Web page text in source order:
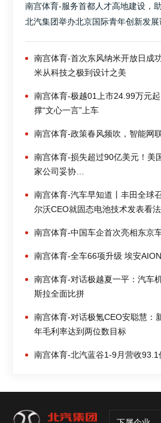
南宫体育-服务首都人才高地建设，
北汽集团举办北京国际青年创新发展
南宫体育-首次东风纳米开放日成
米从科技之极到设计之美
南宫体育-极越01上市24.99万元
撑“文心一言”上车
南宫体育-政策春风频吹，智能网
南宫体育-损失超过90亿美元！美
家公司妥协…
南宫体育-汽车早知道丨丰田全球
尔沃CEO就固态电池技术发表看法
南宫体育-中国车企首次亮相东京
南宫体育-全车66项升级 埃安
南宫体育-对话极越夏一平：汽车
斯拉全面比拼
南宫体育-对话极氪CEO安聪慧：
年毛利率达到两位数目标
南宫体育-北汽蓝谷1-9月营收